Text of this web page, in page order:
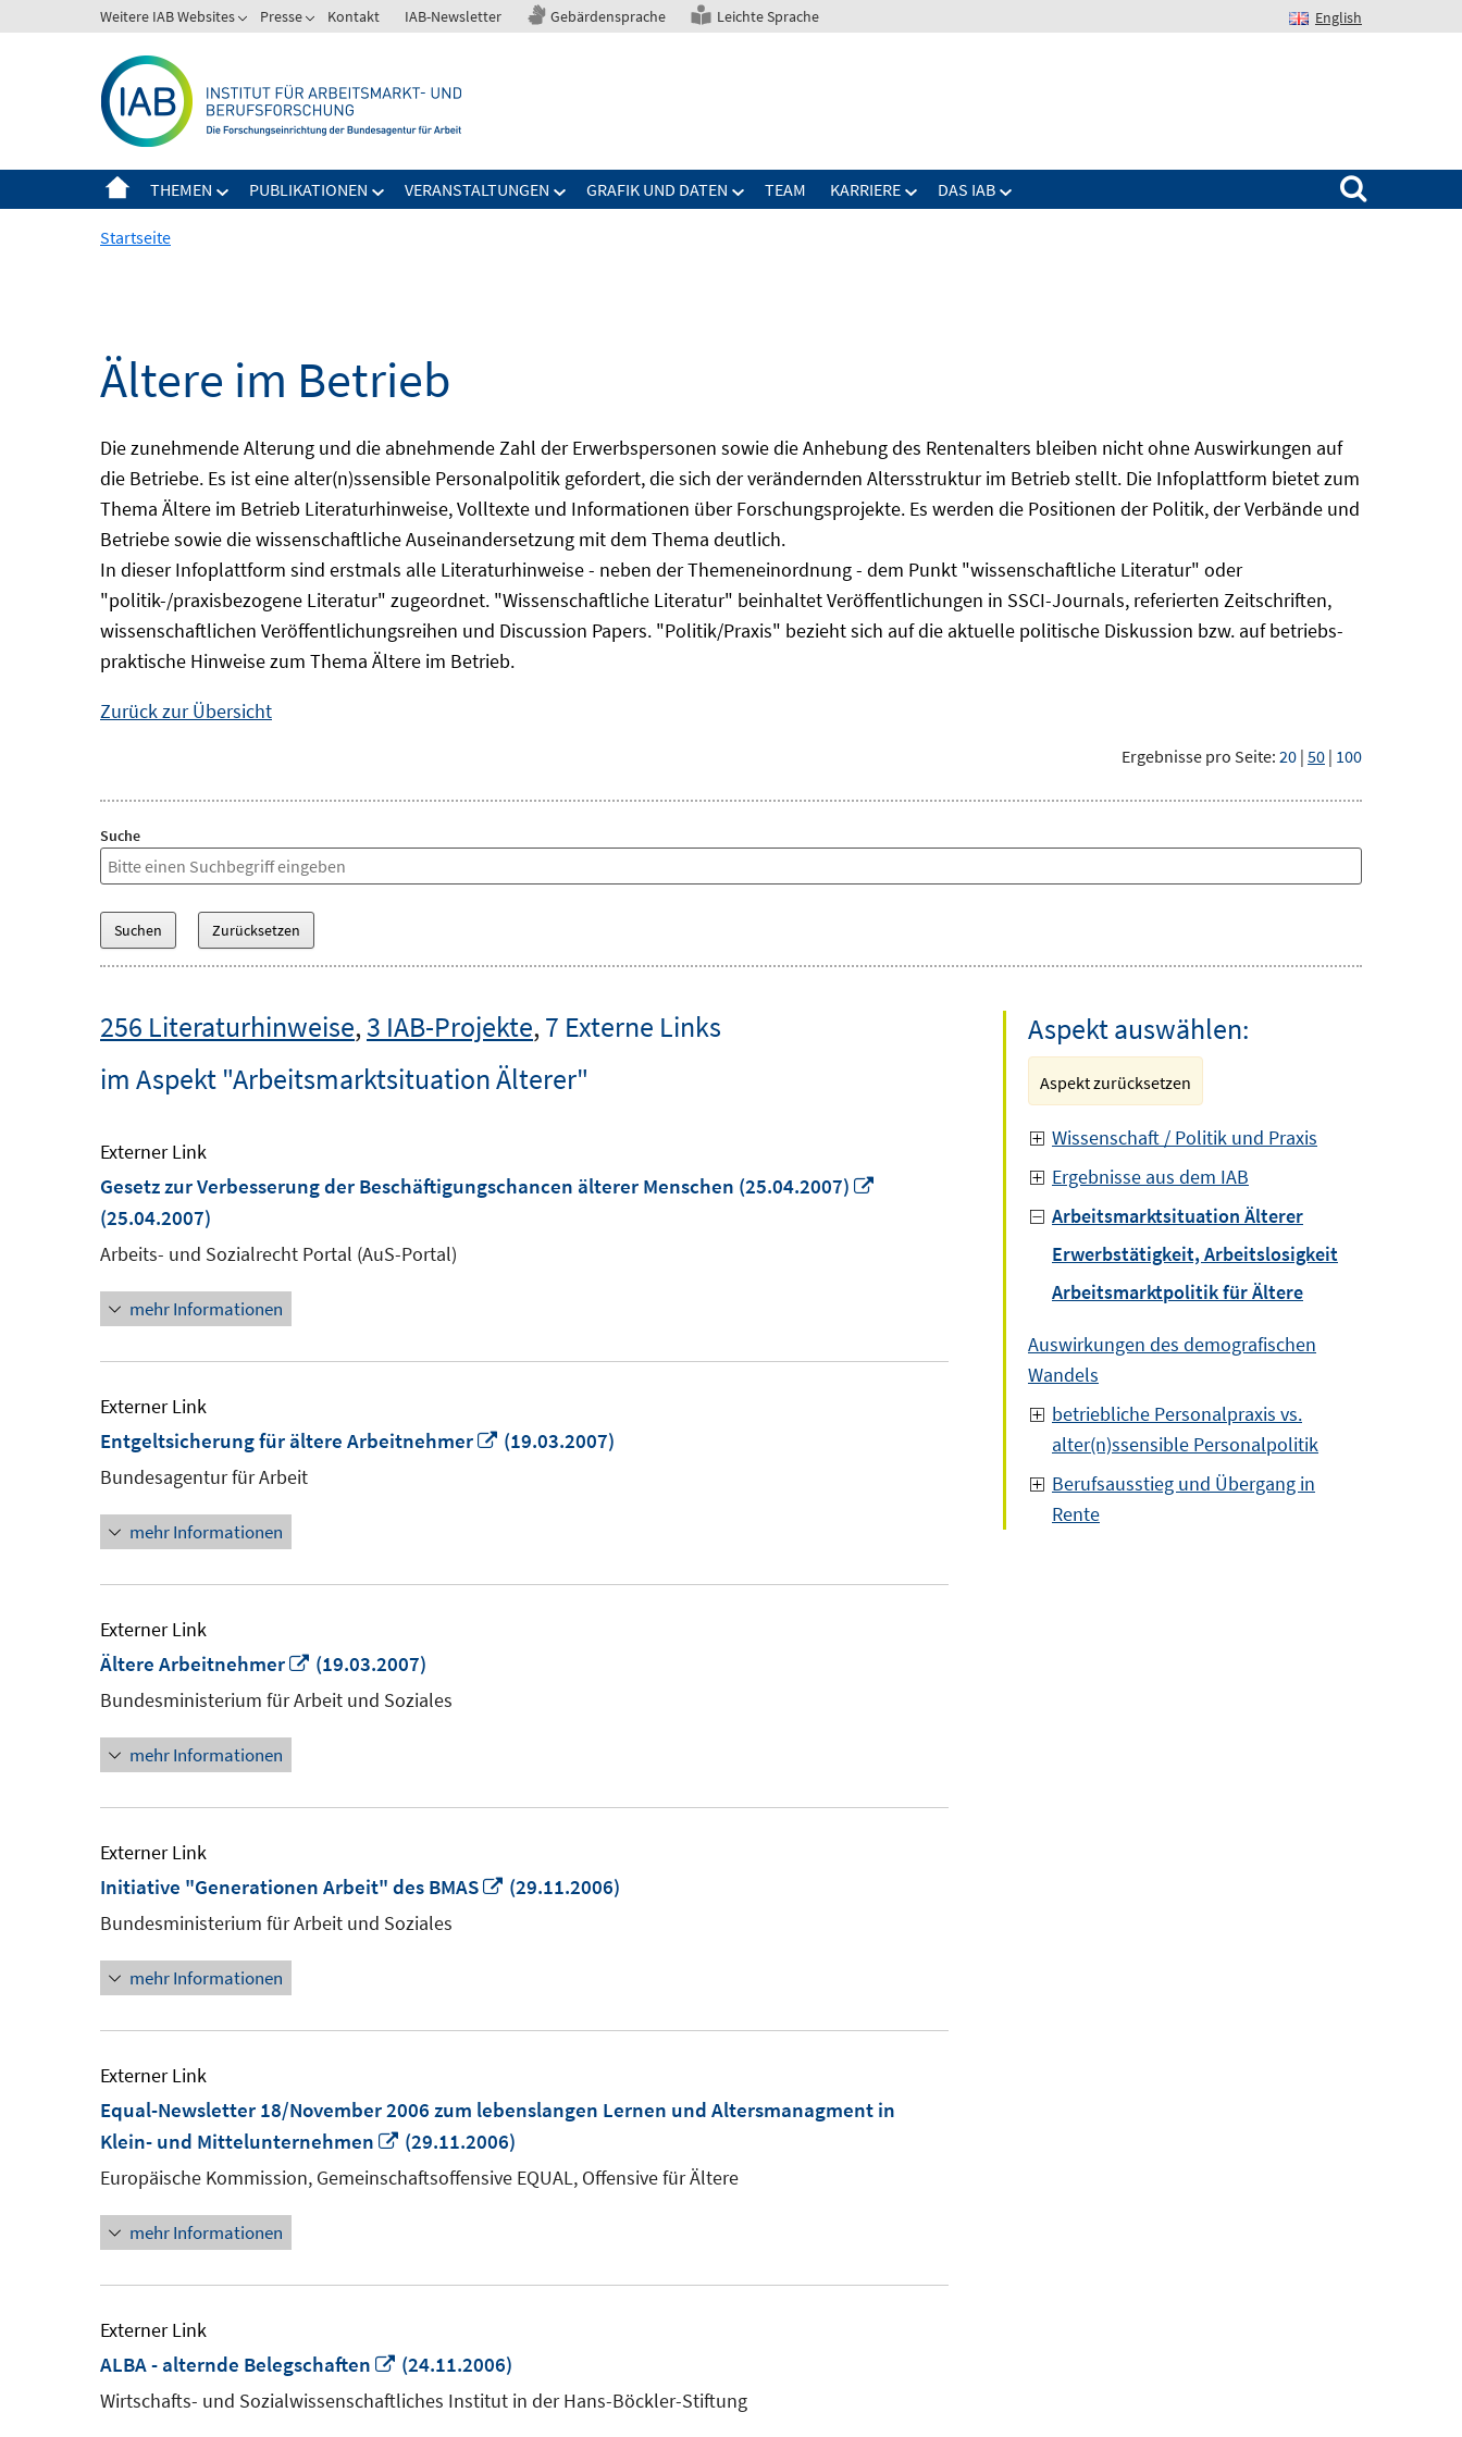
zum
Weitere IAB Websites Presse Kontakt IAB-Newsletter Gebärdensprache Leichte Sprache English
THEMEN PUBLIKATIONEN VERANSTALTUNGEN GRAFIK UND DATEN TEAM KARRIERE DAS IAB
Suchen nach:
Startseite
Ältere im Betrieb
Die zunehmende Alterung und die abnehmende Zahl der Erwerbspersonen sowie die Anhebung des Rentenalters bleiben nicht ohne Auswirkungen auf
die Betriebe. Es ist eine alter(n)ssensible Personalpolitik gefordert, die sich der verändernden Altersstruktur im Betrieb stellt. Die Infoplattform bietet zum
Thema Ältere im Betrieb Literaturhinweise, Volltexte und Informationen über Forschungsprojekte. Es werden die Positionen der Politik, der Verbände und
Betriebe sowie die wissenschaftliche Auseinandersetzung mit dem Thema deutlich.
In dieser Infoplattform sind erstmals alle Literaturhinweise - neben der Themeneinordnung - dem Punkt "wissenschaftliche Literatur" oder
"politik-/praxisbezogene Literatur" zugeordnet. "Wissenschaftliche Literatur" beinhaltet Veröffentlichungen in SSCI-Journals, referierten Zeitschriften,
wissenschaftlichen Veröffentlichungsreihen und Discussion Papers. "Politik/Praxis" bezieht sich auf die aktuelle politische Diskussion bzw. auf betriebs-
praktische Hinweise zum Thema Ältere im Betrieb.
Zurück zur Übersicht
Ergebnisse pro Seite: 20 | 50 | 100
Suche
256 Literaturhinweise,3 IAB-Projekte,7 Externe Links
im Aspekt "Arbeitsmarktsituation Älterer"
Externer Link
Gesetz zur Verbesserung der Beschäftigungschancen älterer Menschen (25.04.2007)
(25.04.2007)
Arbeits- und Sozialrecht Portal (AuS-Portal)
mehr Informationen
Externer Link
Entgeltsicherung für ältere Arbeitnehmer
In
(19.03.2007)
Bundesagentur für Arbeit
mehr Informationen
Externer Link
Ältere Arbeitnehmer
In
neuem
(19.03.2007)
Bundesministerium für Arbeit und Soziales
mehr Informationen
Externer Link
Initiative "Generationen Arbeit" des BMAS
In
(29.11.2006)
Bundesministerium für Arbeit und Soziales
mehr Informationen
Externer Link
Equal-Newsletter 18/November 2006 zum lebenslangen Lernen und Altersmanagment in
Klein- und Mittelunternehmen
In
neuem
(29.11.2006)
Europäische Kommission, Gemeinschaftsoffensive EQUAL, Offensive für Ältere
mehr Informationen
Externer Link
ALBA - alternde Belegschaften
In
neuem
(24.11.2006)
Wirtschafts- und Sozialwissenschaftliches Institut in der Hans-Böckler-Stiftung
Aspekt auswählen:
Aspekt zurücksetzen
Wissenschaft / Politik und Praxis
Ergebnisse aus dem IAB
Arbeitsmarktsituation Älterer
Erwerbstätigkeit, Arbeitslosigkeit
Arbeitsmarktpolitik für Ältere
Auswirkungen des demografischen
Wandels
betriebliche Personalpraxis vs.
alter(n)ssensible Personalpolitik
Berufsausstieg und Übergang in
Rente